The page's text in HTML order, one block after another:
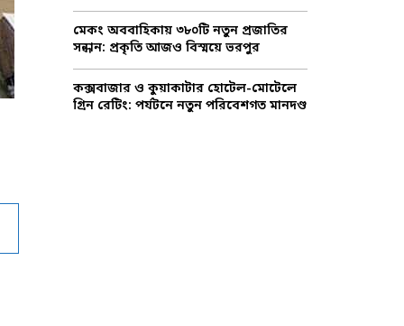
মেকং অববাহিকায় ৩৮০টি নতুন প্রজাতির
সন্ধান: প্রকৃতি আজও বিস্ময়ে ভরপুর
কক্সবাজার ও কুয়াকাটার হোটেল-মোটেলে
গ্রিন রেটিং: পর্যটনে নতুন পরিবেশগত মানদণ্ড